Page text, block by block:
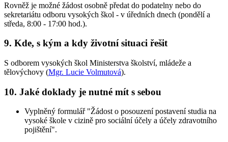
Rovněž je možné žádost osobně předat do podatelny nebo do
sekretariátu odboru vysokých škol - v úředních dnech (pondělí a
středa, 8:00 - 17:00 hod.).
9. Kde, s kým a kdy životní situaci řešit
S odborem vysokých škol Ministerstva školství, mládeže a
tělovýchovy (Mgr. Lucie Volmutová).
10. Jaké doklady je nutné mít s sebou
Vyplněný formulář "Žádost o posouzení postavení studia na
vysoké škole v cizině pro sociální účely a účely zdravotního
pojištění".